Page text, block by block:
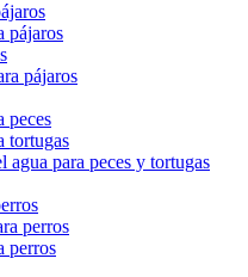
pájaros
pájaros
peces
tortugas
agua para peces y tortugas
perros
perros